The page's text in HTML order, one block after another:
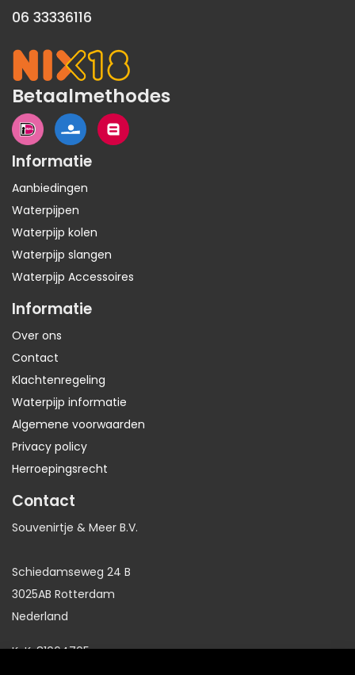
06 33336116
Betaalmethodes
Informatie
Aanbiedingen
Waterpijpen
Waterpijp kolen
Waterpijp slangen
Waterpijp Accessoires
Informatie
Over ons
Contact
Klachtenregeling
Waterpijp informatie
Algemene voorwaarden
Privacy policy
Herroepingsrecht
Contact
Souvenirtje & Meer B.V.
Schiedamseweg 24 B
3025AB Rotterdam
Nederland
KvK: 81064705